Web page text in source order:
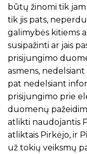
būtų žinomi tik
tik jis pats,
galimybės kitiems
susipažinti ar jais
prisijungimo
asmens,
pat nedelsiant
prisijungimo prie
duomenų
atlikti naudojantis
atliktais Pirkėjo, ir
už tokių veiksmų